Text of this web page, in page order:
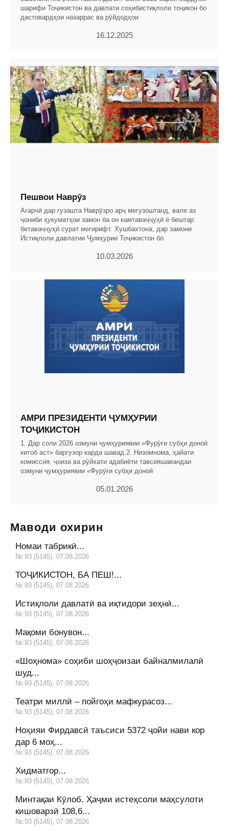
шарифи Тоҷикистон ва давлати соҳибистиқлоли тоҷикон бо
дастовардҳои назаррас ва рӯйдодҳои
16.12.2025
Пешвои Наврӯз
Агарчӣ дар гузашта Наврӯзро арҷ мегузоштанд, вале аз
ҷониби ҳукуматҳои замон ба он камтаваҷҷуҳӣ ё бештар
бетаваҷҷуҳӣ сурат мегирифт. Хушбахтона, дар замони
Истиқлоли давлатии Ҷумҳурии Тоҷикистон бо
10.03.2026
АМРИ ПРЕЗИДЕНТИ ҶУМҲУРИИ
ТОҶИКИСТОН
1. Дар соли 2026 озмуни ҷумҳуриявии «Фурӯғи субҳи доноӣ
китоб аст» баргузор карда шавад.2. Низомнома, ҳайати
комиссия, ҷоиза ва рӯйхати адабиёти тавсияшавандаи
озмуни ҷумҳуриявии «Фурӯғи субҳи доноӣ
05.01.2026
Маводи охирин
Номаи табрикӣ...
№:93 (5145), 07.08.2026
ТОҶИКИСТОН, БА ПЕШ!...
№:93 (5145), 07.08.2026
Истиқлоли давлатӣ ва иқтидори зеҳнӣ...
№:93 (5145), 07.08.2026
Мақоми бонувон...
№:93 (5145), 07.08.2026
«Шоҳнома» соҳиби шоҳҷоизаи байналмилалӣ
шуд...
№:93 (5145), 07.08.2026
Театри миллӣ – пойгоҳи мафкурасоз...
№:93 (5145), 07.08.2026
Ноҳияи Фирдавсӣ таъсиси 5372 ҷойи нави кор
дар 6 моҳ...
№:93 (5145), 07.08.2026
Хидматгор...
№:93 (5145), 07.08.2026
Минтақаи Кӯлоб. Ҳаҷми истеҳсоли маҳсулоти
кишоварзӣ 108,6...
№:93 (5145), 07.08.2026